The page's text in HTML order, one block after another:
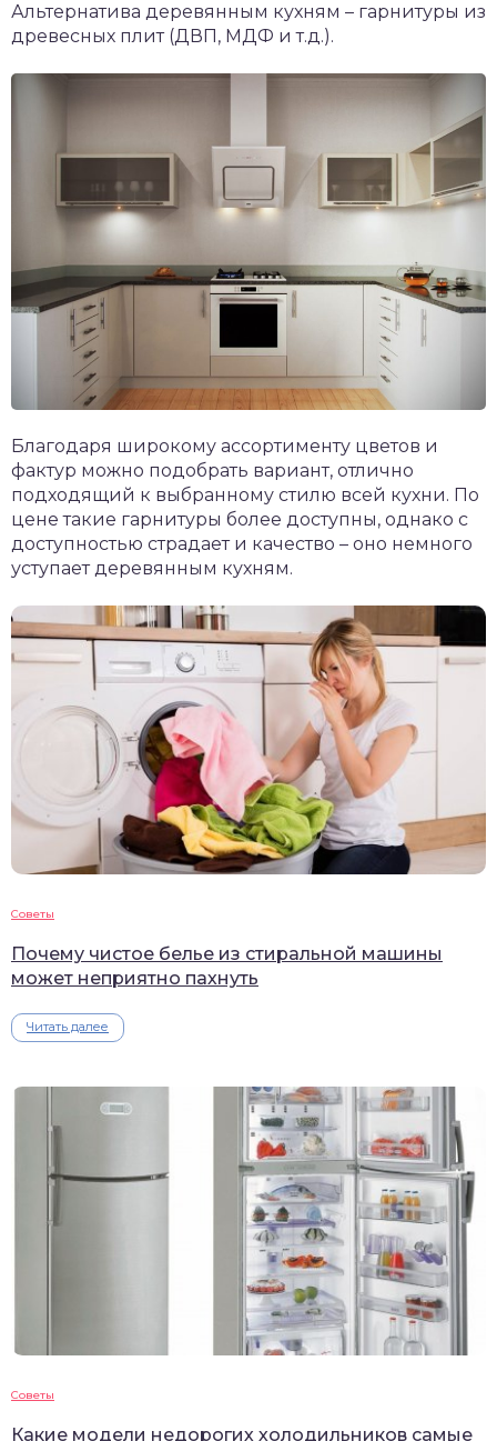
Альтернатива деревянным кухням – гарнитуры из
древесных плит (ДВП, МДФ и т.д.).
Благодаря широкому ассортименту цветов и
фактур можно подобрать вариант, отлично
подходящий к выбранному стилю всей кухни. По
цене такие гарнитуры более доступны, однако с
доступностью страдает и качество – оно немного
уступает деревянным кухням.
Советы
Почему чистое белье из стиральной машины
может неприятно пахнуть
Читать далее
Советы
Какие модели недорогих холодильников самые